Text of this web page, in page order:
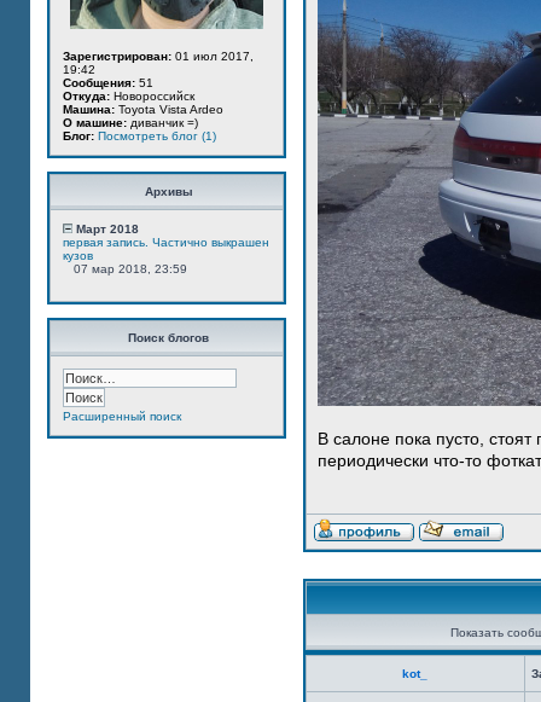
Зарегистрирован: 01 июл 2017,
19:42
Сообщения: 51
Откуда: Новороссийск
Машина: Toyota Vista Ardeo
О машине: диванчик =)
Блог: Посмотреть блог (1)
Архивы
Март 2018
первая запись. Частично выкрашен
кузов
07 мар 2018, 23:59
Поиск блогов
Расширенный поиск
В салоне пока пусто,
периодически что-то
Показать
kot_